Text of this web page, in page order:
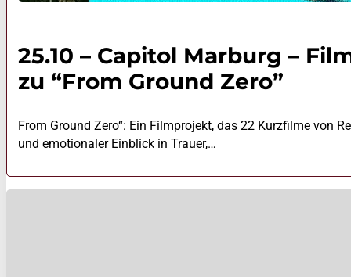
25.10 – Capitol Marburg –
zu “From Ground Zero”
From Ground Zero“: Ein Filmprojekt, das 22 Kurzfilme von
und emotionaler Einblick in Trauer,…